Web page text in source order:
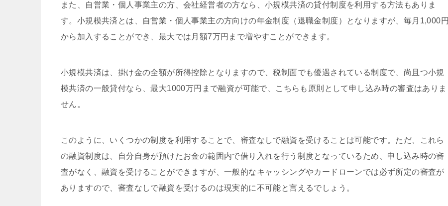
また、自営業・個人事業主の方、会社経営者の方なら、小規模共済の貸付制度を利用する方法もありま
す。小規模共済とは、自営業・個人事業主の方向けの年金制度（退職金制度）となりますが、毎月1,000円
から加入することができ、最大では月額7万円まで増やすことができます。
小規模共済は、掛け金の全額が所得控除となりますので、税制面でも優遇されている制度で、尚且つ小規
模共済の一般貸付なら、最大1000万円まで融資が可能で、こちらも原則として申し込み時の審査はありま
せん。
このように、いくつかの制度を利用することで、審査なしで融資を受けることは可能です。ただ、これら
の融資制度は、自分自身が預けたお金の範囲内で借り入れを行う制度となっているため、申し込み時の審
査がなく、融資を受けることができますが、一般的なキャッシングやカードローンでは必ず所定の審査が
ありますので、審査なしで融資を受けるのは現実的に不可能と言えるでしょう。